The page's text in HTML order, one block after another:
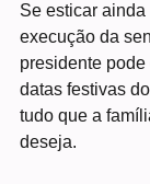
Se esticar
execução da
presidente
datas festivas
tudo que a
deseja.